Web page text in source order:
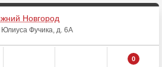
Новгород
Юлиуса Фучика, д. 6А
0